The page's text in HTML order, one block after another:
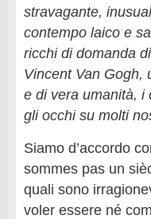
stravagante,
contempo laico e
ricchi di domanda
Vincent Van Gogh,
e di vera umanità, i
gli occhi su molti
Siamo d’accordo
sommes pas un
quali sono
voler essere né